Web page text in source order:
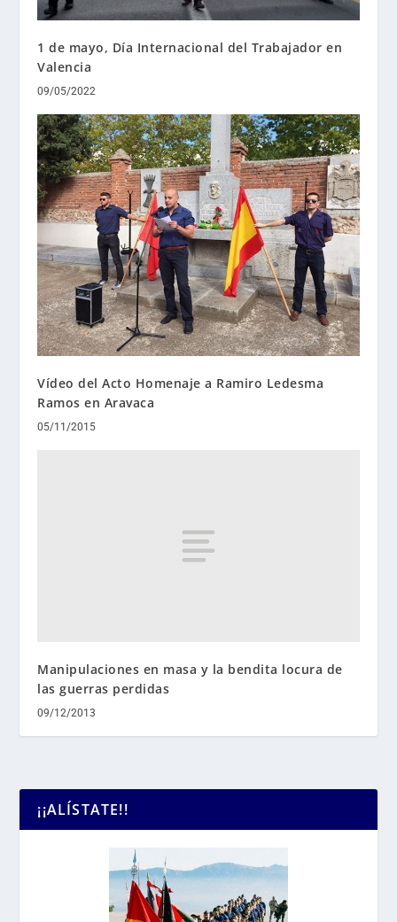
1 de mayo, Día Internacional del Trabajador en
Valencia
09/05/2022
Vídeo del Acto Homenaje a Ramiro Ledesma
Ramos en Aravaca
05/11/2015
Manipulaciones en masa y la bendita locura de
las guerras perdidas
09/12/2013
¡¡ALÍSTATE!!